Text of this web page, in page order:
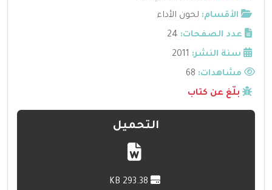
الأقسام: لحون الأداء
عدد الصفحات: 24
سنة النشر: 2011
مشاهدات:
بلّغ عن كتاب
التحميل